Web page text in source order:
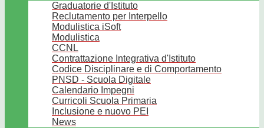
Graduatorie d'Istituto
Reclutamento per Interpello
Modulistica iSoft
Modulistica
CCNL
Contrattazione Integrativa d'Istituto
Codice Disciplinare e di Comportamento
PNSD - Scuola Digitale
Calendario Impegni
Curricoli Scuola Primaria
Inclusione e nuovo PEI
News